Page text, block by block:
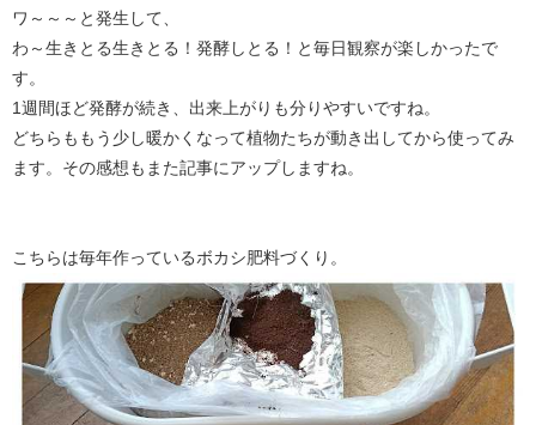
ワ～～～と発生して、
わ～生きとる生きとる！発酵しとる！と毎日観察が楽しかったで
す。
1週間ほど発酵が続き、出来上がりも分りやすいですね。
どちらももう少し暖かくなって植物たちが動き出してから使ってみ
ます。その感想もまた記事にアップしますね。
こちらは毎年作っているボカシ肥料づくり。